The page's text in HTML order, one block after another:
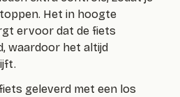
Het in hoogte
ervoor dat de fiets
waardoor het altijd
geleverd met een los